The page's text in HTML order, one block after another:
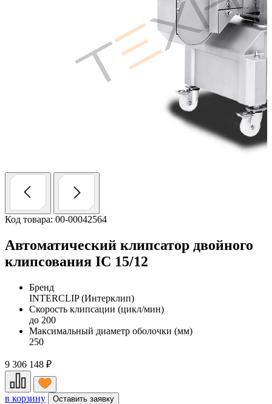
Код товара: 00-00042564
Автоматический клипсатор двойного
клипсования IC 15/12
Бренд
INTERCLIP (Интерклип)
Скорость клипсации (цикл/мин)
до 200
Максимальный диаметр оболочки (мм)
250
9 306 148 ₽
в корзину Оставить заявку